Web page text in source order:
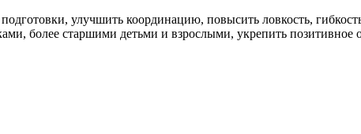
улучшить координацию, повысить ловкость,
более старшими детьми и взрослыми, укрепить